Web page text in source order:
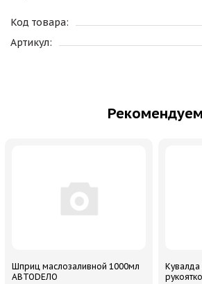
Код товара:
Артикул:
Рекомендуем
Шприц маслозаливной 1000мл
АВТОDЕЛО
Кувалда